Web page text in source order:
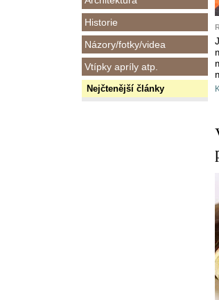
Historie
Názory/fotky/videa
Vtípky apríly atp.
Nejčtenější články